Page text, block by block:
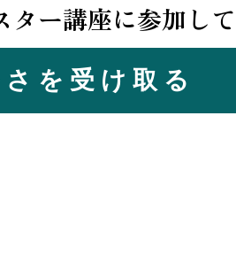
ター講座に参加し
を受け取る